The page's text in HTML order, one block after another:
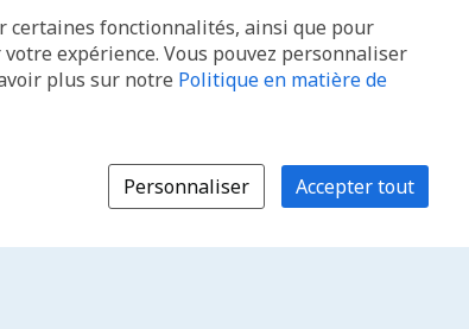
certaines fonctionnalités, ainsi que pour
expérience. Vous pouvez personnaliser
plus sur notre Politique en matière de
Personnaliser Accepter tout